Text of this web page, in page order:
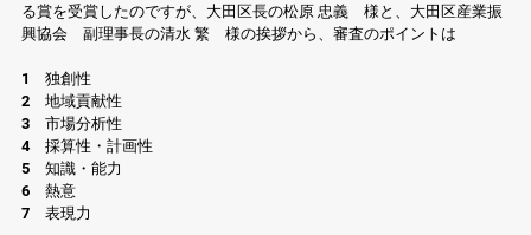
る賞を受賞したのですが、大田区長の松原 忠義　様と、大田区産業振
興協会　副理事長の清水 繁　様の挨拶から、審査のポイントは
1　独創性
2　地域貢献性
3　市場分析性
4　採算性・計画性
5　知識・能力
6　熱意
7　表現力